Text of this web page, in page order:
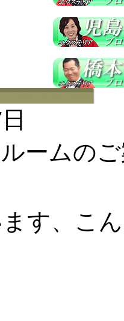
ームの
す、こ